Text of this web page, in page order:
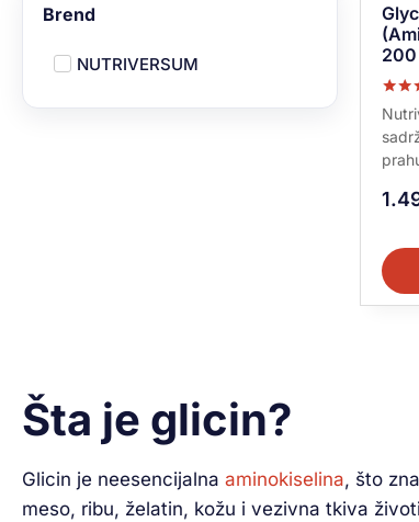
Brend
NUTRIVERSUM
200
5.00
od 5
Šta je glicin?
Glicin je neesencijalna aminokiselina, što
meso, ribu, želatin, kožu i vezivna tkiva